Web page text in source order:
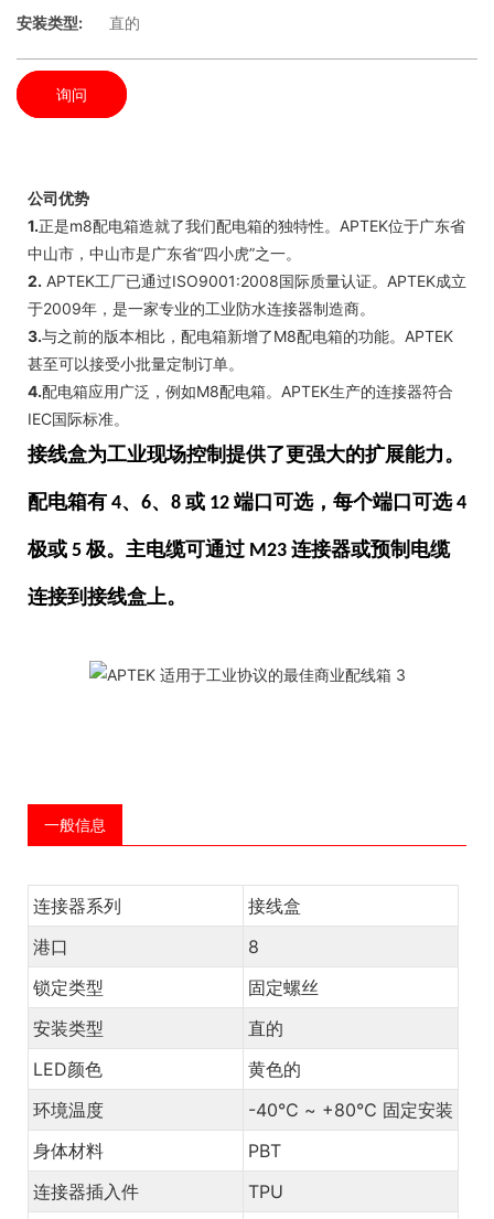
安装类型:
直的
询问
公司优势
1.正是m8配电箱造就了我们配电箱的独特性。APTEK位于广东省
中山市，中山市是广东省“四小虎”之一。
2. APTEK工厂已通过ISO9001:2008国际质量认证。APTEK成立
于2009年，是一家专业的工业防水连接器制造商。
3.与之前的版本相比，配电箱新增了M8配电箱的功能。APTEK
甚至可以接受小批量定制订单。
4.配电箱应用广泛，例如M8配电箱。APTEK生产的连接器符合
IEC国际标准。
接线盒为工业现场控制提供了更强大的扩展能力。
配电箱有 4、6、8 或 12 端口可选，每个端口可选 4
极或 5 极。主电缆可通过 M23 连接器或预制电缆
连接到接线盒上。
一般信息
连接器系列
接线盒
港口
8
锁定类型
固定螺丝
安装类型
直的
LED颜色
黄色的
环境温度
-40℃ ~ +80℃ 固定安装
身体材料
PBT
连接器插入件
TPU